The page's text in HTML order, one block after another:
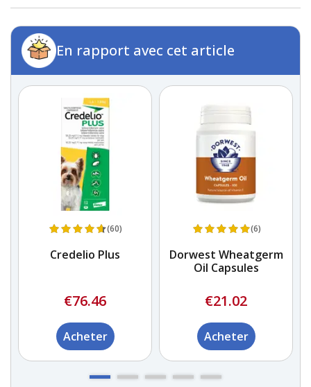
En rapport avec cet article
(60)
Credelio Plus
€76.46
Acheter
(6)
Dorwest Wheatgerm
Oil Capsules
€21.02
Acheter